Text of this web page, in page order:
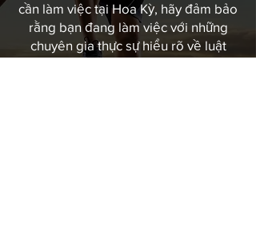
cần làm việc tại Hoa Kỳ, hãy đảm bảo
rằng bạn đang làm việc với những
chuyên gia thực sự hiểu rõ về luật